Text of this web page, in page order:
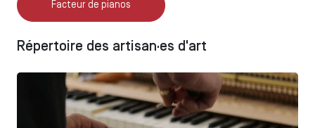
Facteur de pianos
Répertoire des artisan·es d'art